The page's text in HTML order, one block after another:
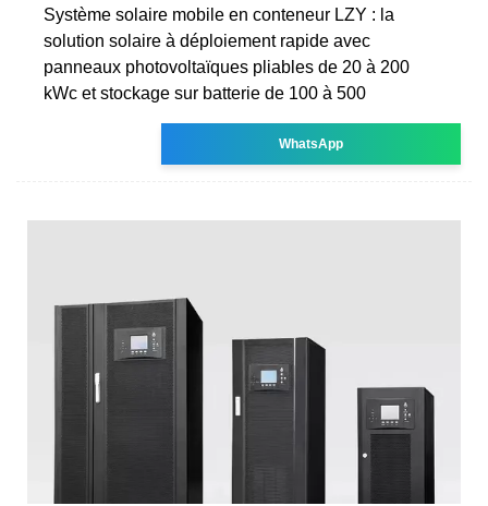
Système solaire mobile en conteneur LZY : la
solution solaire à déploiement rapide avec
panneaux photovoltaïques pliables de 20 à 200
kWc et stockage sur batterie de 100 à 500
WhatsApp